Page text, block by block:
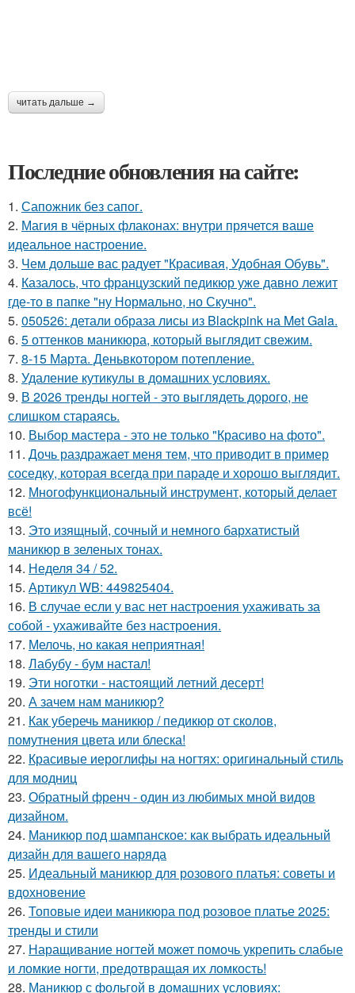
читать дальше →
Последние обновления на сайте:
1. Сапожник без сапог.
2. Магия в чёрных флаконах: внутри прячется ваше
идеальное настроение.
3. Чем дольше вас радует "Красивая, Удобная Обувь".
4. Казалось, что французский педикюр уже давно лежит
где-то в папке "ну Нормально, но Скучно".
5. 050526: детали образа лисы из Blackpink на Met Gala.
6. 5 оттенков маникюра, который выглядит свежим.
7. 8-15 Марта. Деньвкотором потепление.
8. Удаление кутикулы в домашних условиях.
9. В 2026 тренды ногтей - это выглядеть дорого, не
слишком стараясь.
10. Выбор мастера - это не только "Красиво на фото".
11. Дочь раздражает меня тем, что приводит в пример
соседку, которая всегда при параде и хорошо выглядит.
12. Многофункциональный инструмент, который делает
всё!
13. Это изящный, сочный и немного бархатистый
маникюр в зеленых тонах.
14. Неделя 34 / 52.
15. Артикул WB: 449825404.
16. В случае если у вас нет настроения ухаживать за
собой - ухаживайте без настроения.
17. Мелочь, но какая неприятная!
18. Лабубу - бум настал!
19. Эти ноготки - настоящий летний десерт!
20. А зачем нам маникюр?
21. Как уберечь маникюр / педикюр от сколов,
помутнения цвета или блеска!
22. Красивые иероглифы на ногтях: оригинальный стиль
для модниц
23. Обратный френч - один из любимых мной видов
дизайном.
24. Маникюр под шампанское: как выбрать идеальный
дизайн для вашего наряда
25. Идеальный маникюр для розового платья: советы и
вдохновение
26. Топовые идеи маникюра под розовое платье 2025:
тренды и стили
27. Наращивание ногтей может помочь укрепить слабые
и ломкие ногти, предотвращая их ломкость!
28. Маникюр с фольгой в домашних условиях: